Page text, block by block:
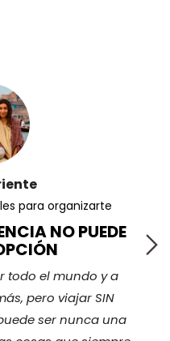
para organizarte
NO PUEDE
todo el mundo y a
pero viajar SIN
ser nunca una